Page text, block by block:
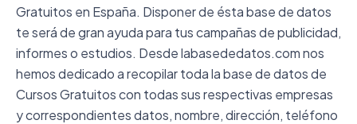
Gratuitos en España. Disponer de ésta base de datos
te será de gran ayuda para tus campañas de publicidad,
informes o estudios. Desde labasededatos.com nos
hemos dedicado a recopilar toda la base de datos de
Cursos Gratuitos con todas sus respectivas empresas
y correspondientes datos, nombre, dirección, teléfono